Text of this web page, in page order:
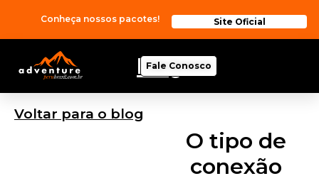
Conheça nossos pacotes! Site Oficial
Blog
Fale Conosco
Voltar para o blog
O tipo de
conexão